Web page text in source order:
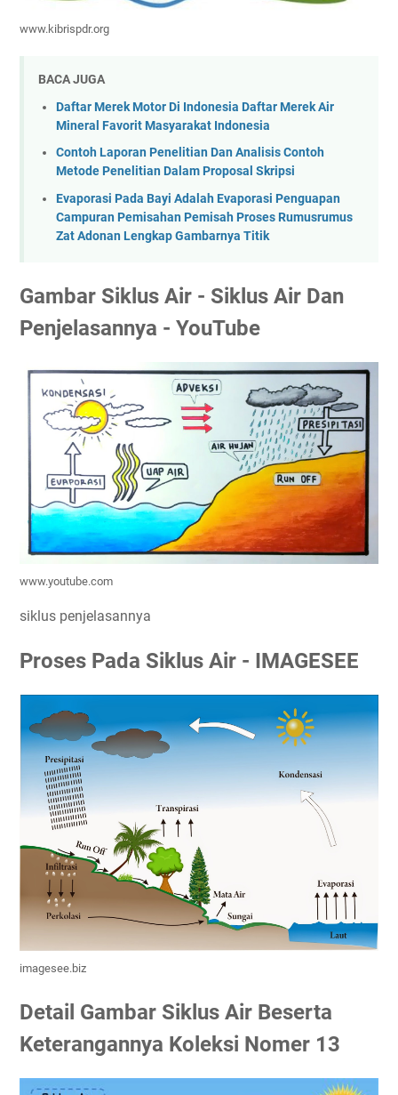
www.kibrispdr.org
BACA JUGA
Daftar Merek Motor Di Indonesia Daftar Merek Air
Mineral Favorit Masyarakat Indonesia
Contoh Laporan Penelitian Dan Analisis Contoh
Metode Penelitian Dalam Proposal Skripsi
Evaporasi Pada Bayi Adalah Evaporasi Penguapan
Campuran Pemisahan Pemisah Proses Rumusrumus
Zat Adonan Lengkap Gambarnya Titik
Gambar Siklus Air - Siklus Air Dan
Penjelasannya - YouTube
www.youtube.com
siklus penjelasannya
Proses Pada Siklus Air - IMAGESEE
imagesee.biz
Detail Gambar Siklus Air Beserta
Keterangannya Koleksi Nomer 13